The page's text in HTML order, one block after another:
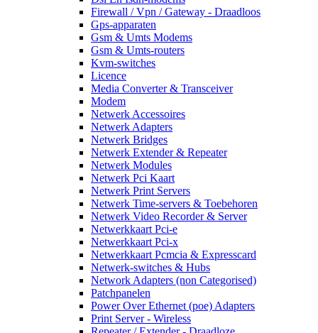
Firewall / Vpn / Gateway - Draadloos
Gps-apparaten
Gsm & Umts Modems
Gsm & Umts-routers
Kvm-switches
Licence
Media Converter & Transceiver
Modem
Netwerk Accessoires
Netwerk Adapters
Netwerk Bridges
Netwerk Extender & Repeater
Netwerk Modules
Netwerk Pci Kaart
Netwerk Print Servers
Netwerk Time-servers & Toebehoren
Netwerk Video Recorder & Server
Netwerkkaart Pci-e
Netwerkkaart Pci-x
Netwerkkaart Pcmcia & Expresscard
Netwerk-switches & Hubs
Network Adapters (non Categorised)
Patchpanelen
Power Over Ethernet (poe) Adapters
Print Server - Wireless